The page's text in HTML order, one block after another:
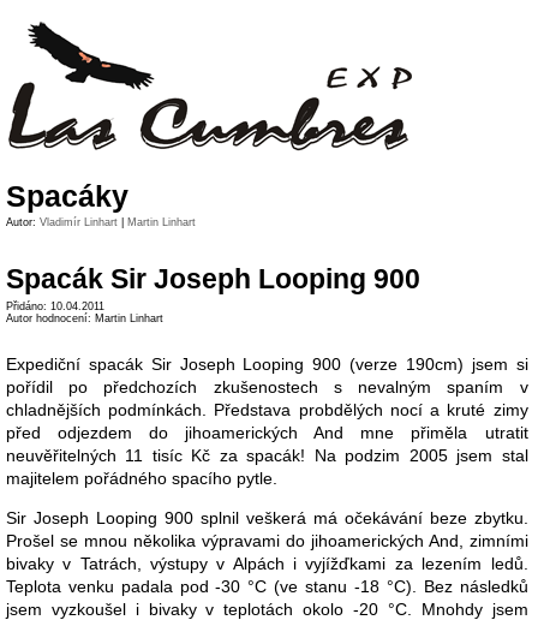
Spacáky
Autor: Vladimír Linhart Martin Linhart
Spacák Sir Joseph Looping 900
Přidáno: 10.04.2011
Autor hodnocení: Martin Linhart
Expediční spacák Sir Joseph Looping 900 (verze 190cm) jsem si
pořídil po předchozích zkušenostech s nevalným spaním v
chladnějších podmínkách. Představa probdělých nocí a kruté zimy
před odjezdem do jihoamerických And mne přiměla utratit
neuvěřitelných 11 tisíc Kč za spacák! Na podzim 2005 jsem stal
majitelem pořádného spacího pytle.
Sir Joseph Looping 900 splnil veškerá má očekávání beze zbytku.
Prošel se mnou několika výpravami do jihoamerických And, zimními
bivaky v Tatrách, výstupy v Alpách i vyjížďkami za lezením ledů.
Teplota venku padala pod -30 °C (ve stanu -18 °C). Bez následků
jsem vyzkoušel i bivaky v teplotách okolo -20 °C. Mnohdy jsem